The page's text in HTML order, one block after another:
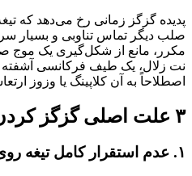
پدیده گزگز زمانی رخ می‌دهد که
صلب دیگر تماس تناوبی و بسیار
مکرر، مانع از شکل‌گیری یک موج
نت زلال، یک طیف فرکانسی
اصطلاحاً به آن کلاپینگ یا وزوز
۳ علت اصلی گزگز کردن تیغه‌های کالیمبا
۱. عدم استقرار کامل تیغه روی پل (Bridge)